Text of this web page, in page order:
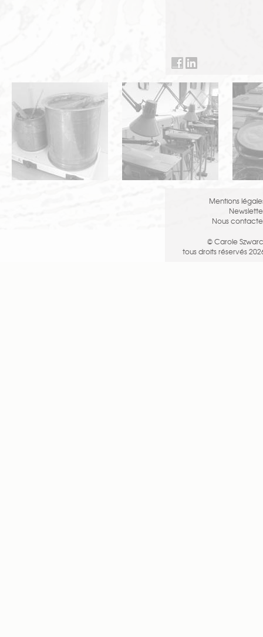
Mentions
Nous
© Carole
tous droits réservés